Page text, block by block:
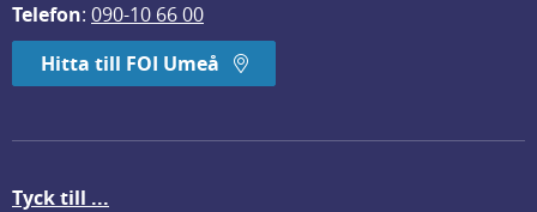
Telefon: 090-10 66 00
Hitta till FOI Umeå
Tyck till ...